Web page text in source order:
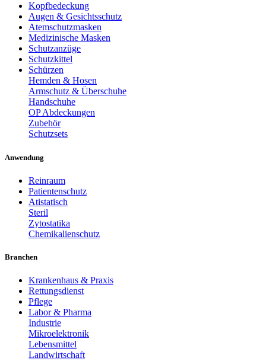
Kopfbedeckung
Augen & Gesichtsschutz
Atemschutzmasken
Medizinische Masken
Schutzanzüge
Schutzkittel
Schürzen
Hemden & Hosen
Armschutz & Überschuhe
Handschuhe
OP Abdeckungen
Zubehör
Schutzsets
Anwendung
Reinraum
Patientenschutz
Atistatisch
Steril
Zytostatika
Chemikalienschutz
Branchen
Krankenhaus & Praxis
Rettungsdienst
Pflege
Labor & Pharma
Industrie
Mikroelektronik
Lebensmittel
Landwirtschaft